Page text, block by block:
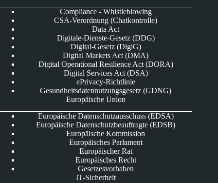
Compliance - Whistleblowing
CSA-Verordnung (Chatkontrolle)
Data Act
Digitale-Dienste-Gesetz (DDG)
Digital-Gesetz (DigiG)
Digital Markets Act (DMA)
Digital Operational Resilience Act (DORA)
Digital Services Act (DSA)
ePrivacy-Richtlinie
Gesundheitsdatennutzungsgesetz (GDNG)
Europäische Union
Europäische Datenschutzausschuss (EDSA)
Europäische Datenschutzbeauftragte (EDSB)
Europäische Kommission
Europäisches Parlament
Europäischer Rat
Europäisches Recht
Gesetzesvorhaben
IT-Sicherheit